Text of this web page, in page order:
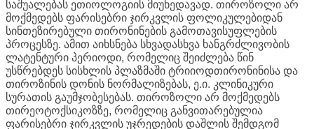
საშუალებას ეთიოლოგიის მიუხედავად. თიროზოლი არ
მოქმედებს ფარისებრი ჯირკვლის ფოლიკულებიდან
სინთეზირებული თირონინების გამოთავისუფლების
პროცესზე. ამით აიხსნება სხვადასხვა ხანგრძლივობის
ლატენტური პერიოდი, რომელიც შეიძლება წინ
უსწრებდეს სისხლის პლაზმაში ტრიიოდთირონინისა და
თიროზინის დონის ნორმალიზებას, ე.ი. კლინიკური
სურათის გაუმჯობესებას. თიროზოლი არ მოქმედებს
თირეოტოქსიკოზზე, რომელიც განვითარებულია
ფარისებრი ჯირკვლის უჯრედების დაშლის შემდგომ